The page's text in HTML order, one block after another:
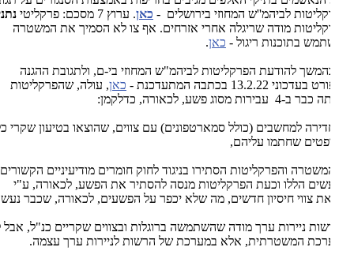
לביהמ''ש המחוזי בירושלים -כאן. ערוץ 7 מסכם: פרקליטי נתניהו:
מודה שריגלה אחרי אזרחים. אף צו לא הסמיך את המשטרה
בתוכנות ריגול -כאן.
להודעת הפרקליטות לביהמ"ש המחוזי בי-ם, ולתגובת ההגנה
13.2.22 בכתבה המתעדכנת -
כאן, עולה, שהפרקליטות
מסוג פשע, לכאורה, כדלקמן:
למחשבים (כולל סמארטפונים) עם צווים, שהוצאו בטיעון שקרי כלפי
שחתמו עליהם,
והפרקליטות הסתירו בניגוד לחוק חומרים מודיעיניים הקשורים
הללו וכעת הפרקליטות מנסה להסתיר את הפשע, לכאורה, ע"י
צווי חיסיון חדשים, מה שלא יכפר על הפשעים, לכאורה, שכבר נעשו,
ניירות ערך מודה שהשתמשה ברוגלות ובצווים שקריים כנ"ל, אבל לא
המשטרתית, אלא במערכת של הרשות לניירות ערך עצמה.